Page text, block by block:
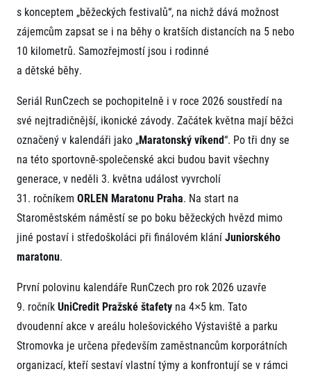
Informace o webu
Všeobecné smluvní podmínky
Informace o cookies
Podmínky GDPR
© 2026 RunCzech s.r.o.
s konceptem „běžeckých festivalů“, na nichž dává možnost
zájemcům zapsat se i na běhy o kratších distancích na 5 nebo
10 kilometrů. Samozřejmostí jsou i rodinné
a dětské běhy.
Seriál RunCzech se pochopitelně i v roce 2026 soustředí na
své nejtradičnější, ikonické závody. Začátek května mají běžci
označený v kalendáři jako „Maratonský víkend“. Po tři dny se
na této sportovně-společenské akci budou bavit všechny
generace, v neděli 3. května událost vyvrcholí
31. ročníkem ORLEN Maratonu Praha. Na start na
Staroměstském náměstí se po boku běžeckých hvězd mimo
jiné postaví i středoškoláci při finálovém kláníJuniorského
maratonu.
První polovinu kalendáře RunCzech pro rok 2026 uzavře
9. ročníkUniCredit Pražské štafety na 4×5 km. Tato
dvoudenní akce v areálu holešovického Výstaviště a parku
Stromovka je určena především zaměstnancům korporátních
organizací, kteří sestaví vlastní týmy a konfrontují se v rámci